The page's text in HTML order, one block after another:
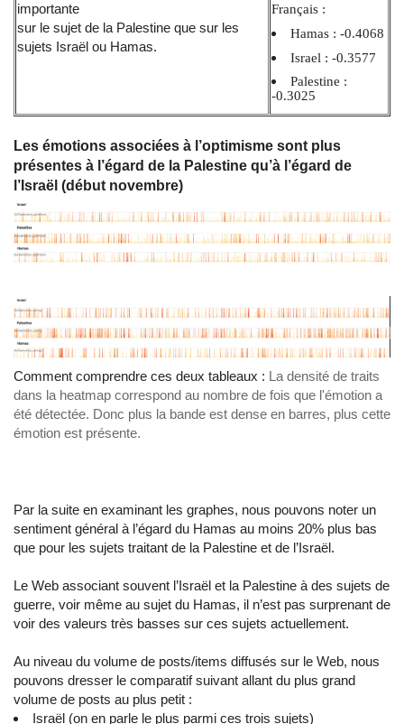
importante
sur le sujet de la Palestine que sur les
sujets Israël ou Hamas.
Français :
Hamas : -0.4068
Israel : -0.3577
Palestine :
-0.3025
Les émotions associées à l’optimisme sont plus
présentes à l’égard de la Palestine qu’à l’égard de
l’Israël (début novembre)
Comment comprendre ces deux tableaux : La densité de traits
dans la heatmap correspond au nombre de fois que l'émotion a
été détectée. Donc plus la bande est dense en barres, plus cette
émotion est présente.
Par la suite en examinant les graphes, nous pouvons noter un
sentiment général à l’égard du Hamas au moins 20% plus bas
que pour les sujets traitant de la Palestine et de l’Israël.
Le Web associant souvent l’Israël et la Palestine à des sujets de
guerre, voir même au sujet du Hamas, il n’est pas surprenant de
voir des valeurs très basses sur ces sujets actuellement.
Au niveau du volume de posts/items diffusés sur le Web, nous
pouvons dresser le comparatif suivant allant du plus grand
volume de posts au plus petit :
Israël (on en parle le plus parmi ces trois sujets)